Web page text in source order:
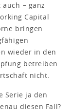
− ganz
Capital
bringen
wieder in den
betreiben
nicht.
Serie ja den
diesen Fall?